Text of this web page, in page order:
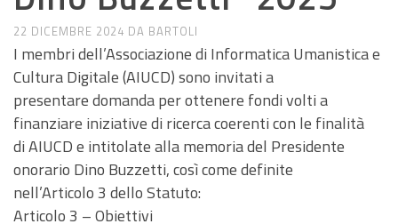
22 DICEMBRE 2024 DA BARTOLI
I membri dell’Associazione di Informatica Umanistica e
Cultura Digitale (AIUCD) sono invitati a
presentare domanda per ottenere fondi volti a
finanziare iniziative di ricerca coerenti con le finalità
di AIUCD e intitolate alla memoria del Presidente
onorario Dino Buzzetti, così come definite
nell’Articolo 3 dello Statuto:
Articolo 3 – Obiettivi